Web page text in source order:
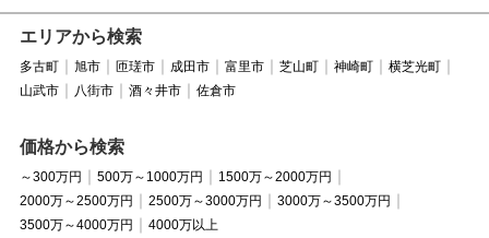
エリアから検索
多古町 旭市 匝瑳市 成田市 富里市 芝山町 神崎町
横芝光町
山武市
八街市 酒々井市 佐倉市
価格から検索
～300万円 500万～1000万円
1500万～2000万円
2000万～2500万円
2500万～3000万円
3000万～3500万円
3500万～4000万円
4000万以上